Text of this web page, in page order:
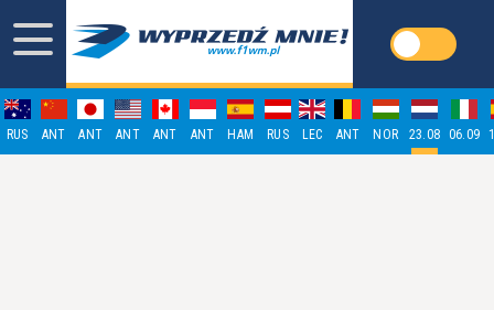
RUS ANT ANT ANT ANT ANT HAM RUS LEC ANT NOR 23.08 06.09